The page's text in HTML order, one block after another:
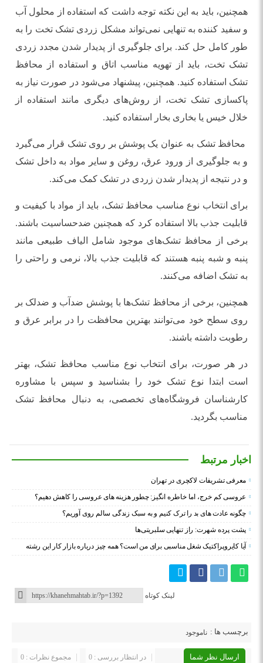
همچنین، باید به این نکته توجه داشت که استفاده از محلول آب
و سفید کننده به تنهایی نمی‌تواند مشکل زردی تشک تخت را به
طور کامل حل کند. برای جلوگیری از پدیدار شدن مجدد زردی
تشک تخت، باید از تهویه مناسب اتاق و استفاده از محافظ
تشک استفاده کنید. همچنین، پیشنهاد می‌شود در صورت نیاز به
پاکسازی تشک تخت، از روش‌های دیگری مانند استفاده از
خلال خیس یا بخاری بخار استفاده کنید.
محافظ تشک به عنوان یک پوشش بر روی تشک قرار می‌گیرد
و به جلوگیری از ورود عرق، روغن و سایر مواد به داخل تشک
و در نتیجه از پدیدار شدن زردی در تشک کمک می‌کند.
برای انتخاب نوع مناسب محافظ تشک، باید از مواد با کیفیت و
قابلیت جذب بالا استفاده کرد که همچنین ضدحساسیت باشند.
برخی از محافظ تشک‌های موجود شامل الیاف طبیعی مانند
پنبه و شبه پنبه هستند که قابلیت جذب بالا، نرمی و راحتی را
به تشک اضافه می‌کنند.
همچنین، برخی از محافظ تشک‌ها با پوشش ضدآب و ضدلک بر
روی سطح خود می‌توانند بهترین محافظت را در برابر عرق و
رطوبت داشته باشند.
در هر صورت، برای انتخاب نوع مناسب محافظ تشک، بهتر
است ابتدا نوع تشک خود را بشناسید و سپس با مشاوره
کارشناسان فروشگاه‌های تخصصی، به دنبال محافظ تشک
مناسب بگردید.
اخبار مرتبط
معرفی تشریفات لاکچری در تهران
عروسی کم خرج، اما خاطره انگیز: چطور هزینه های عروسی را کاهش دهیم؟
چگونه عادت‌ های بد را ترک کنیم و به سبک زندگی سالم روی آوریم؟
پشت پرده شهرت: راز تنهایی سلبریتی‌ها
آیا کایروپراکتیک شغل مناسبی برای من است؟ همه چیز درباره بازار کار این رشته
لینک کوتاه
برچسب ها : ناموجود
ارسال نظر شما مجموع نظرات : 0 در انتظار بررسی : 0